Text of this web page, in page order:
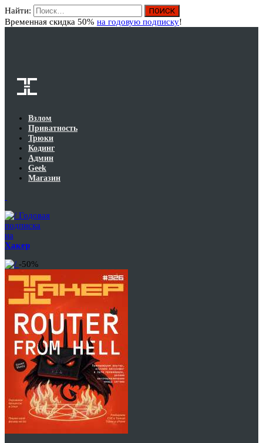
Найти:
Временная скидка 50% на годовую подписку!
Взлом
Приватность
Трюки
Кодинг
Админ
Geek
Магазин
Годовая
подписка
на
Хакер
-50%